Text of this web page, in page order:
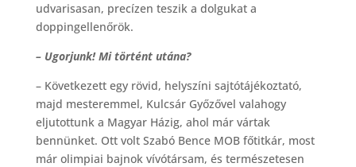
udvarisasan, precízen teszik a dolgukat a
doppingellenőrök.
– Ugorjunk! Mi történt utána?
– Következett egy rövid, helyszíni sajtótájékoztató,
majd mesteremmel, Kulcsár Győzővel valahogy
eljutottunk a Magyar Házig, ahol már vártak
bennünket. Ott volt Szabó Bence MOB főtitkár, most
már olimpiai bajnok vívótársam, és természetesen